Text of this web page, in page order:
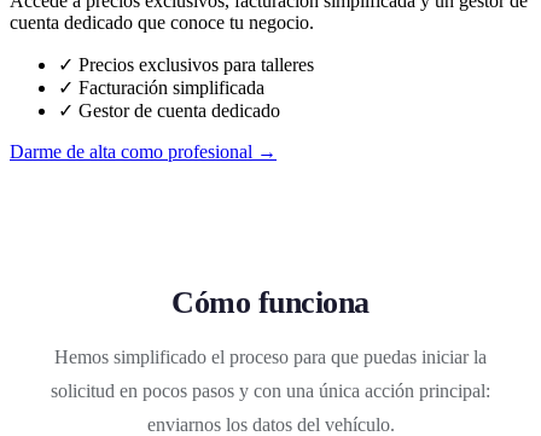
cuenta dedicado que conoce tu negocio.
✓ Precios exclusivos para talleres
✓ Facturación simplificada
✓ Gestor de cuenta dedicado
Darme de alta como profesional →
Cómo funciona
Hemos simplificado el proceso para que puedas iniciar la
solicitud en pocos pasos y con una única acción principal:
enviarnos los datos del vehículo.